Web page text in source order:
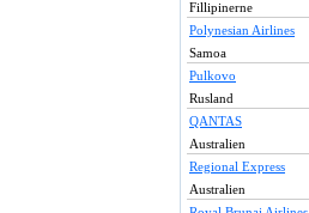
Fillipinerne
Polynesian Airlines
Samoa
Pulkovo
Rusland
QANTAS
Australien
Regional Express
Australien